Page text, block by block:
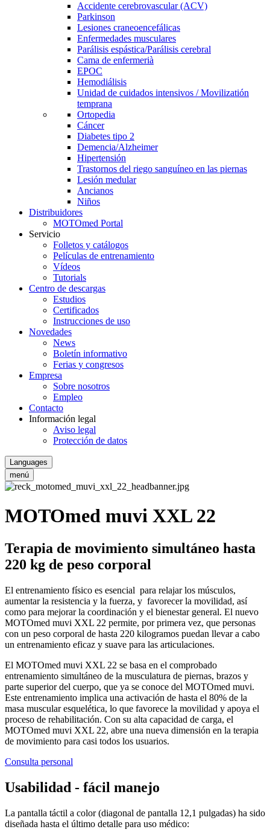
Accidente cerebrovascular (ACV)
Parkinson
Lesiones craneoencefálicas
Enfermedades musculares
Parálisis espástica/Parálisis cerebral
Cama de enfermerià
EPOC
Hemodiálisis
Unidad de cuidados intensivos / Movilizatión
temprana
Ortopedia
Cáncer
Diabetes tipo 2
Demencia/Alzheimer
Hipertensión
Trastornos del riego sanguíneo en las piernas
Lesión medular
Ancianos
Niños
Distribuidores
MOTOmed Portal
Servicio
Folletos y catálogos
Películas de entrenamiento
Vídeos
Tutorials
Centro de descargas
Estudios
Certificados
Instrucciones de uso
Novedades
News
Boletín informativo
Ferias y congresos
Empresa
Sobre nosotros
Empleo
Contacto
Información legal
Aviso legal
Protección de datos
Languages
menú
MOTOmed muvi XXL 22
Terapia de movimiento simultáneo hasta
220 kg de peso corporal
El entrenamiento físico es esencial para relajar los músculos,
aumentar la resistencia y la fuerza, y favorecer la movilidad, así
como para mejorar la coordinación y el bienestar general. El nuevo
MOTOmed muvi XXL 22 permite, por primera vez, que personas
con un peso corporal de hasta 220 kilogramos puedan llevar a cabo
un entrenamiento eficaz y suave para las articulaciones.
El MOTOmed muvi XXL 22 se basa en el comprobado
entrenamiento simultáneo de la musculatura de piernas, brazos y
parte superior del cuerpo, que ya se conoce del MOTOmed muvi.
Este entrenamiento implica una activación de hasta el 80% de la
masa muscular esquelética, lo que favorece la movilidad y apoya el
proceso de rehabilitación. Con su alta capacidad de carga, el
MOTOmed muvi XXL 22, abre una nueva dimensión en la terapia
de movimiento para casi todos los usuarios.
Consulta personal
Usabilidad - fácil manejo
La pantalla táctil a color (diagonal de pantalla 12,1 pulgadas) ha sido
diseñada hasta el último detalle para uso médico: